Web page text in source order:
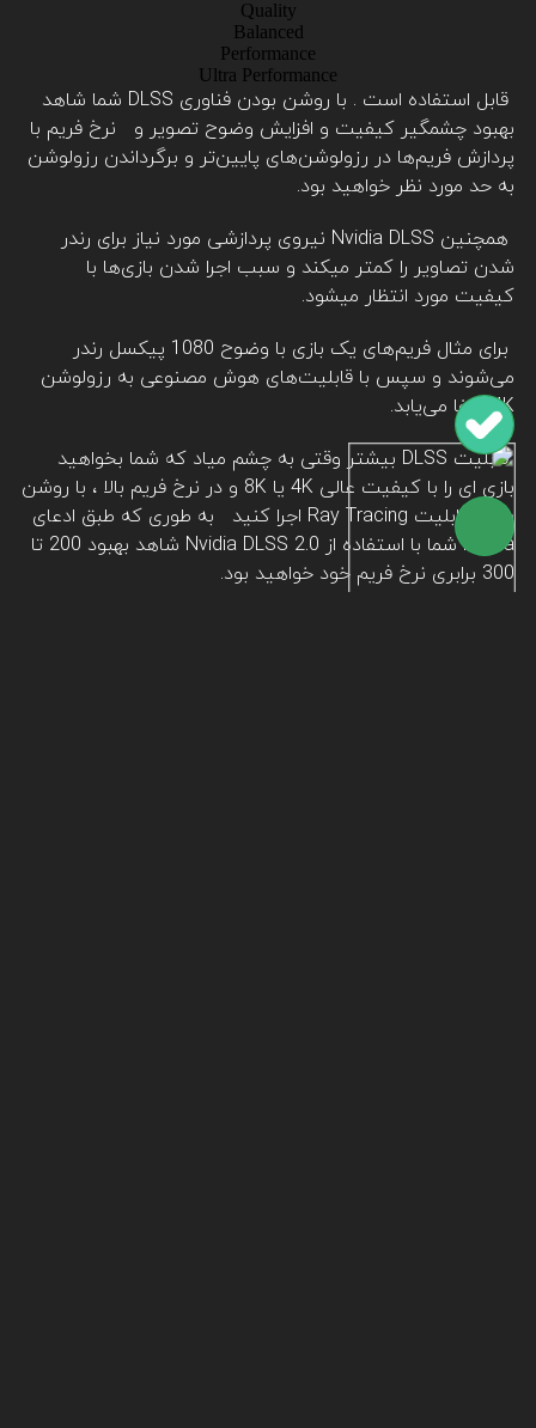
Quality
Balanced
Performance
Ultra Performance
قابل استفاده است . با روشن بودن فناوری DLSS شما شاهد
بهبود چشمگیر کیفیت و افزایش وضوح تصویر و نرخ فریم با
پردازش فریم‌‌ها در رزولوشن‌های پایین‌تر و برگرداندن رزولوشن
به حد مورد نظر خواهید بود.
همچنین Nvidia DLSS نیروی پردازشی مورد نیاز برای رندر
شدن تصاویر را کمتر میکند و سبب اجرا شدن بازی‌ها با
کیفیت مورد انتظار میشود.
برای مثال فریم‌های یک بازی با وضوح 1080 پیکسل رندر
می‌شوند و سپس با قابلیت‌های هوش مصنوعی به رزولوشن
4K ارتفا می‌یابد.
قابلیت DLSS بیشتر وقتی به چشم میاد که شما بخواهید
بازی ای را با کیفیت عالی 4K یا 8K و در نرخ فریم بالا ، با روشن
بودن قابلیت Ray Tracing اجرا کنید به طوری که طبق ادعای
Nvidia شما با استفاده از Nvidia DLSS 2.0 شاهد بهبود 200 تا
300 برابری نرخ فریم خود خواهید بود.